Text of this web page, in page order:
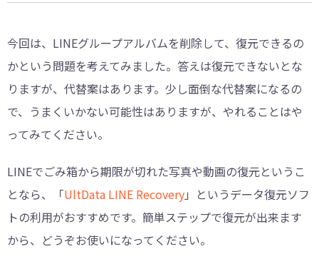
今回は、LINEグループアルバムを削除して、復元できるの
かという問題を考えてみました。答えは復元できないとな
りますが、代替案はあります。少し面倒な代替案になるの
で、うまくいかない可能性はありますが、やれることはや
ってみてください。
LINEでごみ箱から期限が切れた写真や動画の復元というこ
となら、「UltData LINE Recovery」というデータ復元ソフ
トの利用がおすすめです。簡単ステップで復元が出来ます
から、どうぞお使いになってください。